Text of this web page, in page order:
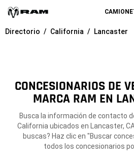
Directorio California Lancaster
CONCESIONARIOS DE
MARCA RAM EN
Busca la información de contacto
California ubicados en Lancaster,
buscas? Haz clic en "Buscar
todos los concesionarios